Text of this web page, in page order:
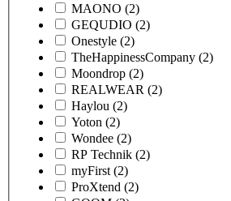
MAONO (2)
GEQUDIO (2)
Onestyle (2)
TheHappinessCompany (2)
Moondrop (2)
REALWEAR (2)
Haylou (2)
Yoton (2)
Wondee (2)
RP Technik (2)
myFirst (2)
ProXtend (2)